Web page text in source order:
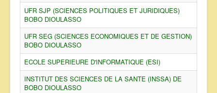
UFR SJP (SCIENCES POLITIQUES ET JURIDIQUES)
BOBO DIOULASSO
UFR SEG (SCIENCES ECONOMIQUES ET DE GESTION)
BOBO DIOULASSO
ECOLE SUPERIEURE D'INFORMATIQUE (ESI)
INSTITUT DES SCIENCES DE LA SANTE (INSSA) DE
BOBO DIOULASSO